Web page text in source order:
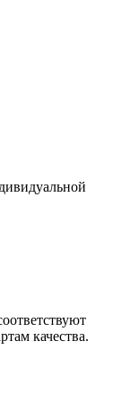
качества.